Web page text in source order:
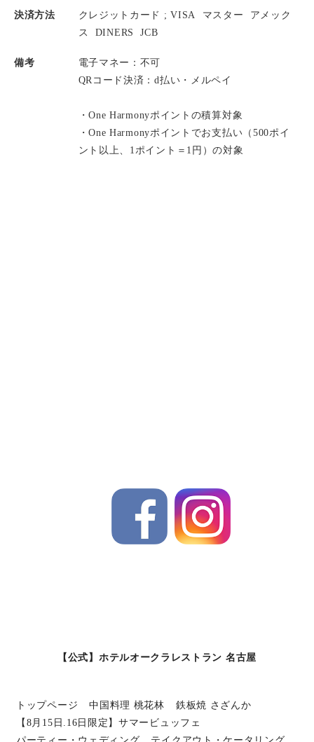
決済方法 クレジットカード ; VISA マスター
アメック
ス
DINERS JCB
備考
電子マネー：不可
QRコード決済：d払い・メルペイ
・One Harmonyポイントの積算対象
・One Harmonyポイントでお支払い（500ポイ
ント以上、1ポイント＝1円）の対象
【公式】ホテルオークラレストラン 名古屋
トップページ 中国料理 桃花林
鉄板焼 さざんか
【8月15日.16日限定】サマービュッフェ